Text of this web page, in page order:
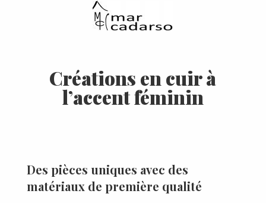
Créations en cuir à
l’accent féminin
Des pièces uniques avec des
matériaux de première qualité